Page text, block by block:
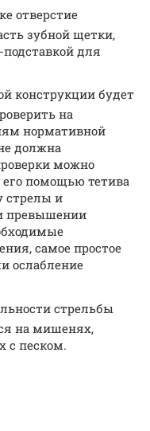
отверстие
зубной щетки,
для
конструкции будет
на
нормативной
должна
можно
его помощью тетива
стрелы и
превышении
самое простое
ослабление
стрельбы
на мишенях,
с песком.